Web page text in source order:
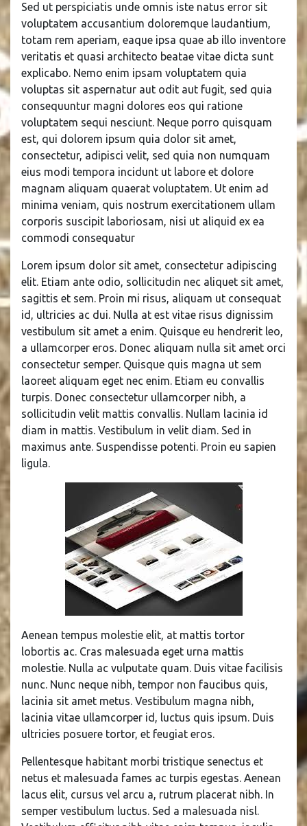
Sed ut perspiciatis unde omnis iste natus error sit
voluptatem accusantium doloremque laudantium,
totam rem aperiam, eaque ipsa quae ab illo inventore
veritatis et quasi architecto beatae vitae dicta sunt
explicabo. Nemo enim ipsam voluptatem quia
voluptas sit aspernatur aut odit aut fugit, sed quia
consequuntur magni dolores eos qui ratione
voluptatem sequi nesciunt. Neque porro quisquam
est, qui dolorem ipsum quia dolor sit amet,
consectetur, adipisci velit, sed quia non numquam
eius modi tempora incidunt ut labore et dolore
magnam aliquam quaerat voluptatem. Ut enim ad
minima veniam, quis nostrum exercitationem ullam
corporis suscipit laboriosam, nisi ut aliquid ex ea
commodi consequatur
Lorem ipsum dolor sit amet, consectetur adipiscing
elit. Etiam ante odio, sollicitudin nec aliquet sit amet,
sagittis et sem. Proin mi risus, aliquam ut consequat
id, ultricies ac dui. Nulla at est vitae risus dignissim
vestibulum sit amet a enim. Quisque eu hendrerit leo,
a ullamcorper eros. Donec aliquam nulla sit amet orci
consectetur semper. Quisque quis magna ut sem
laoreet aliquam eget nec enim. Etiam eu convallis
turpis. Donec consectetur ullamcorper nibh, a
sollicitudin velit mattis convallis. Nullam lacinia id
diam in mattis. Vestibulum in velit diam. Sed in
maximus ante. Suspendisse potenti. Proin eu sapien
ligula.
Aenean tempus molestie elit, at mattis tortor
lobortis ac. Cras malesuada eget urna mattis
molestie. Nulla ac vulputate quam. Duis vitae facilisis
nunc. Nunc neque nibh, tempor non faucibus quis,
lacinia sit amet metus. Vestibulum magna nibh,
lacinia vitae ullamcorper id, luctus quis ipsum. Duis
ultricies posuere tortor, et feugiat eros.
Pellentesque habitant morbi tristique senectus et
netus et malesuada fames ac turpis egestas. Aenean
lacus elit, cursus vel arcu a, rutrum placerat nibh. In
semper vestibulum luctus. Sed a malesuada nisl.